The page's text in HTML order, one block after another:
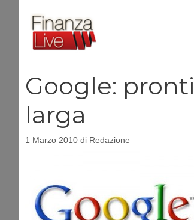
contenuto
Google:
larga
1 Marzo 2010 di Redazione